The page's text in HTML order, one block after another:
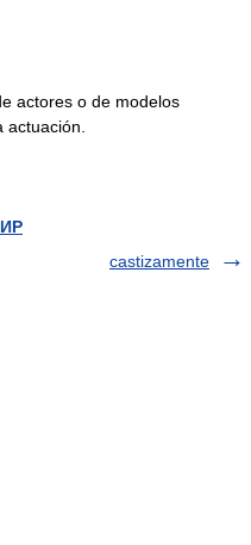
actores o de modelos
castizamente